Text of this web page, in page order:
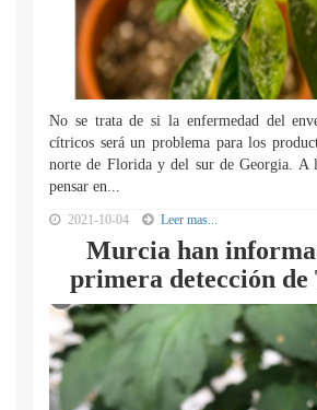
No se trata de si la enfermedad del
cítricos será un problema para los
norte de Florida y del sur de Georgia. A
pensar en...
2021-10-04 Leer mas...
Murcia han
primera detección de